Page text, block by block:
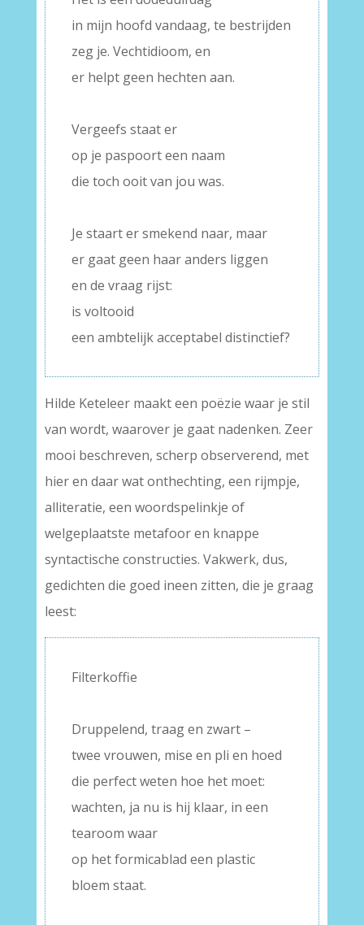
in mijn hoofd vandaag, te bestrijden
zeg je. Vechtidioom, en
er helpt geen hechten aan.
Vergeefs staat er
op je paspoort een naam
die toch ooit van jou was.
Je staart er smekend naar, maar
er gaat geen haar anders liggen
en de vraag rijst:
is voltooid
een ambtelijk acceptabel distinctief?
Hilde Keteleer maakt een poëzie waar je stil
van wordt, waarover je gaat nadenken. Zeer
mooi beschreven, scherp observerend, met
hier en daar wat onthechting, een rijmpje,
alliteratie, een woordspelinkje of
welgeplaatste metafoor en knappe
syntactische constructies. Vakwerk, dus,
gedichten die goed ineen zitten, die je graag
leest:
Filterkoffie
Druppelend, traag en zwart –
twee vrouwen, mise en pli en hoed
die perfect weten hoe het moet:
wachten, ja nu is hij klaar, in een
tearoom waar
op het formicablad een plastic
bloem staat.